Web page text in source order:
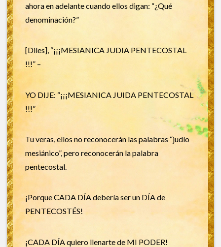
ahora en adelante cuando ellos digan: “¿Qué
denominación?”
[Diles], “¡¡¡MESIANICA JUDIA PENTECOSTAL
!!!” –
YO DIJE: “¡¡¡MESIANICA JUIDA PENTECOSTAL
!!!”
Tu veras, ellos no reconocerán las palabras “judío
mesiánico”, pero reconocerán la palabra
pentecostal.
¡Porque CADA DÍA debería ser un DÍA de
PENTECOSTÉS!
¡CADA DÍA quiero llenarte de MI PODER!